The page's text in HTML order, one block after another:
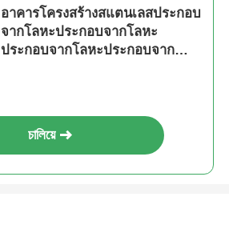
อาคารโครงสร้างสแตนเลสประกอบ
จากโลหะประกอบจากโลหะ
ประกอบจากโลหะประกอบจาก
চালিয়ে